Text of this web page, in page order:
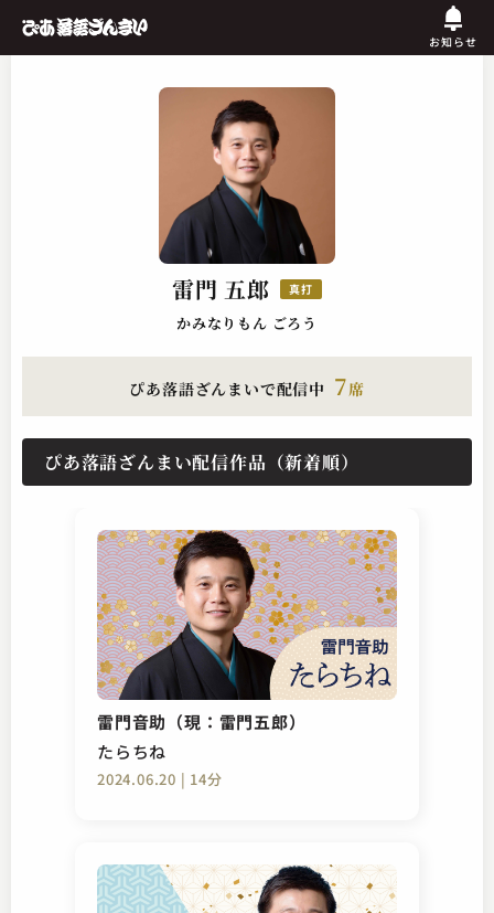
お知らせ
雷門 五郎 真打
かみなりもん ごろう
ぴあ落語ざんまいで配信中 7席
ぴあ落語ざんまい配信作品（新着順）
雷門音助（現：雷門五郎）
たらちね
2024.06.20 | 14分